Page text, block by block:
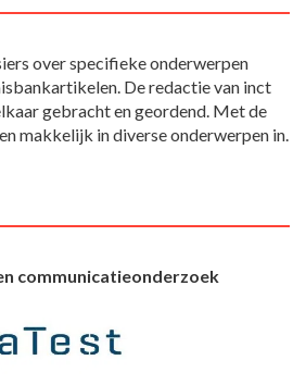
over specifieke onderwerpen
De redactie van inct
gebracht en geordend. Met de
makkelijk in diverse onderwerpen in.
communicatieonderzoek